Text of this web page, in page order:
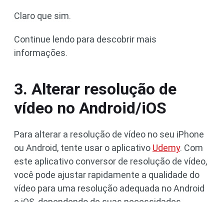
Claro que sim.
Continue lendo para descobrir mais
informações.
3. Alterar resolução de
vídeo no Android/iOS
Para alterar a resolução de vídeo no seu iPhone
ou Android, tente usar o aplicativo Udemy. Com
este aplicativo conversor de resolução de vídeo,
você pode ajustar rapidamente a qualidade do
vídeo para uma resolução adequada no Android